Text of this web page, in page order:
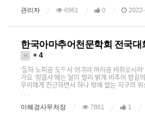
관리자
6961 0
한국아마추어천문학회 전국대
H + 4
‘ᄃᆞᆯ하 노피곰 도ᄃᆞ샤 어긔야 머리곰 비취오시
가요 ‘정읍사’에는 달이 멀리 밝게 비추어 밤길
우리에게 친근하면서 하나 밖에 없는 지구의
이혜경사무처장
7861 1